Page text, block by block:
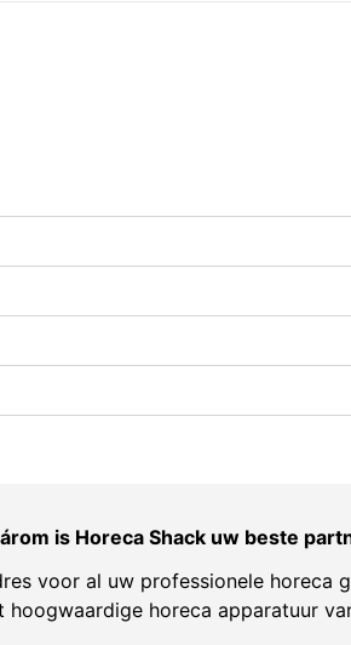
is Horeca Shack uw beste
voor al uw professionele horeca
hoogwaardige horeca apparatuur